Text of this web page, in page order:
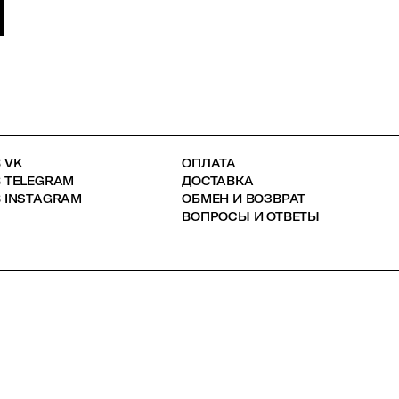
ОПЛАТА
ДОСТАВКА
ОБМЕН И ВОЗВРАТ
ВОПРОСЫ И ОТВЕТЫ